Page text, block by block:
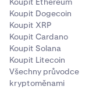
Koupit Dogecoin
Koupit XRP
Koupit Cardano
Koupit Solana
Koupit Litecoin
Všechny průvodce
kryptoměnami